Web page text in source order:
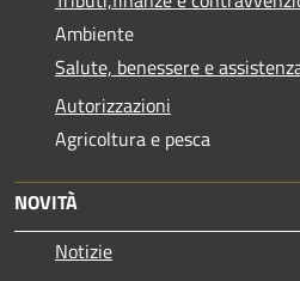
Ambiente
Salute, benessere e
Autorizzazioni
Agricoltura e pesca
NOVITÀ
Notizie